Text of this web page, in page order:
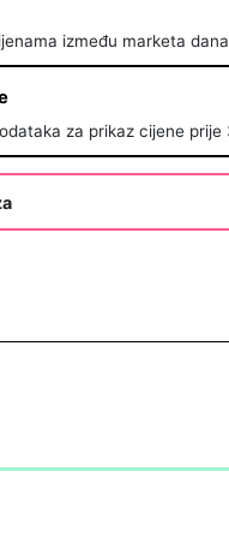
između marketa
za prikaz cijene prije